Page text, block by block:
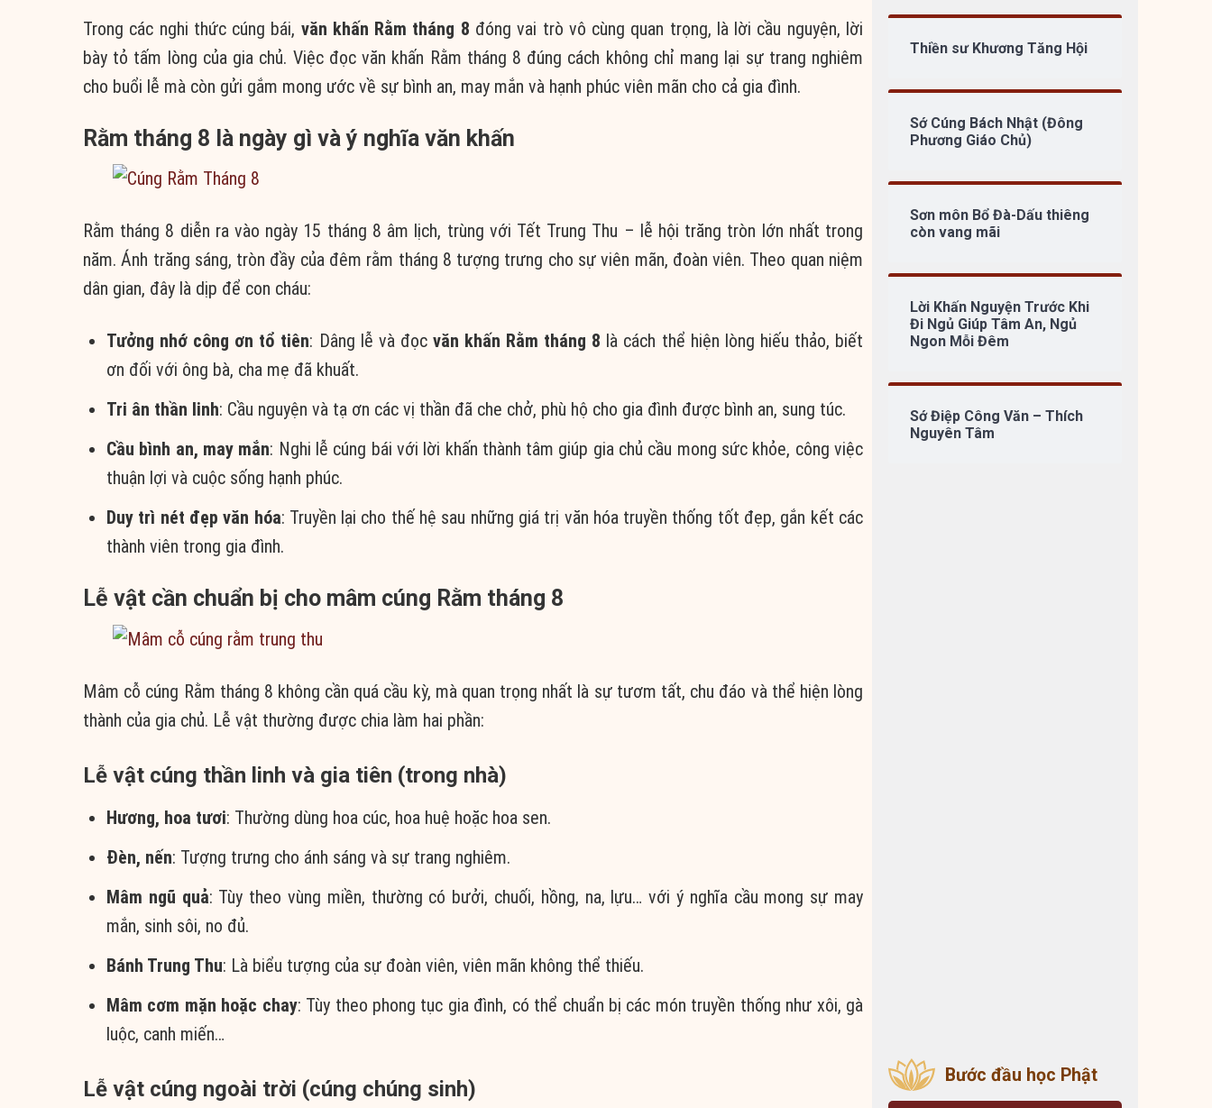
Trong các nghi thức cúng bái, văn khấn Rằm tháng 8 đóng vai trò vô cùng quan trọng, là lời cầu nguyện, lời
bày tỏ tấm lòng của gia chủ. Việc đọc văn khấn Rằm tháng 8 đúng cách không chỉ mang lại sự trang nghiêm
cho buổi lễ mà còn gửi gắm mong ước về sự bình an, may mắn và hạnh phúc viên mãn cho cả gia đình.
Rằm tháng 8 là ngày gì và ý nghĩa văn khấn
Rằm tháng 8 diễn ra vào ngày 15 tháng 8 âm lịch, trùng với Tết Trung Thu – lễ hội trăng tròn lớn nhất trong
năm. Ánh trăng sáng, tròn đầy của đêm rằm tháng 8 tượng trưng cho sự viên mãn, đoàn viên. Theo quan niệm
dân gian, đây là dịp để con cháu:
Tưởng nhớ công ơn tổ tiên: Dâng lễ và đọc văn khấn Rằm tháng 8 là cách thể hiện lòng hiếu thảo, biết
ơn đối với ông bà, cha mẹ đã khuất.
Tri ân thần linh: Cầu nguyện và tạ ơn các vị thần đã che chở, phù hộ cho gia đình được bình an, sung túc.
Cầu bình an, may mắn: Nghi lễ cúng bái với lời khấn thành tâm giúp gia chủ cầu mong sức khỏe, công việc
thuận lợi và cuộc sống hạnh phúc.
Duy trì nét đẹp văn hóa: Truyền lại cho thế hệ sau những giá trị văn hóa truyền thống tốt đẹp, gắn kết các
thành viên trong gia đình.
Lễ vật cần chuẩn bị cho mâm cúng Rằm tháng 8
Mâm cỗ cúng Rằm tháng 8 không cần quá cầu kỳ, mà quan trọng nhất là sự tươm tất, chu đáo và thể hiện lòng
thành của gia chủ. Lễ vật thường được chia làm hai phần:
Lễ vật cúng thần linh và gia tiên (trong nhà)
Hương, hoa tươi: Thường dùng hoa cúc, hoa huệ hoặc hoa sen.
Đèn, nến: Tượng trưng cho ánh sáng và sự trang nghiêm.
Mâm ngũ quả: Tùy theo vùng miền, thường có bưởi, chuối, hồng, na, lựu… với ý nghĩa cầu mong sự may
mắn, sinh sôi, no đủ.
Bánh Trung Thu: Là biểu tượng của sự đoàn viên, viên mãn không thể thiếu.
Mâm cơm mặn hoặc chay: Tùy theo phong tục gia đình, có thể chuẩn bị các món truyền thống như xôi, gà
luộc, canh miến…
Lễ vật cúng ngoài trời (cúng chúng sinh)
Thiền sư Khương Tăng Hội
Sớ Cúng Bách Nhật (Đông
Phương Giáo Chủ)
Sơn môn Bổ Đà-Dấu thiêng
còn vang mãi
Lời Khấn Nguyện Trước Khi
Đi Ngủ Giúp Tâm An, Ngủ
Ngon Mỗi Đêm
Sớ Điệp Công Văn – Thích
Nguyên Tâm
Bước đầu học Phật